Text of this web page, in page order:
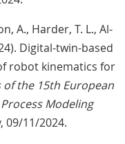
A., Harder, T. L., Al-
Digital-twin-based
robot kinematics for
of the 15th European
Modeling
09/11/2024.